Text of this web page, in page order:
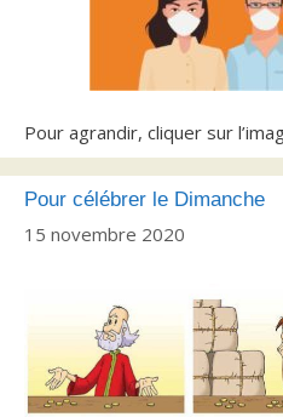
Pour agrandir, cliquer sur
Pour célébrer le Dimanche
15 novembre 2020